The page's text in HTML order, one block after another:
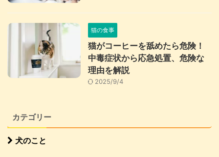
猫の食事
猫がコーヒーを舐めたら危険！
中毒症状から応急処置、危険な
理由を解説
2025/9/4
カテゴリー
犬のこと